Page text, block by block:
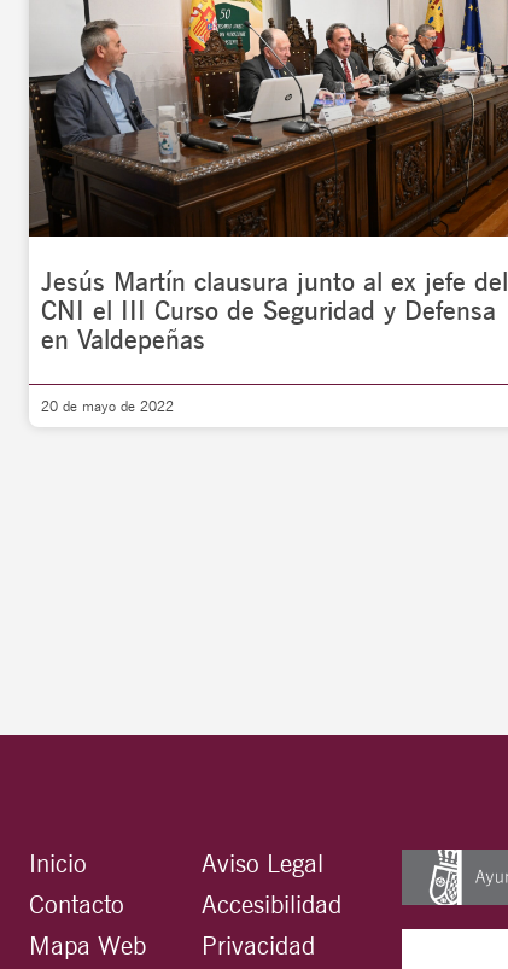
Jesús Martín clausura junto al ex jefe del
CNI el III Curso de Seguridad y Defensa
en Valdepeñas
20 de mayo de 2022
Inicio
Contacto
Mapa Web
Aviso Legal
Accesibilidad
Privacidad